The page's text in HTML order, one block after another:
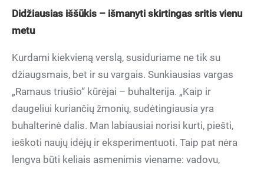
Didžiausias iššūkis – išmanyti skirtingas sritis vienu
metu
Kurdami kiekvieną verslą, susiduriame ne tik su
džiaugsmais, bet ir su vargais. Sunkiausias vargas
„Ramaus triušio“ kūrėjai – buhalterija. „Kaip ir
daugeliui kuriančių žmonių, sudėtingiausia yra
buhalterinė dalis. Man labiausiai norisi kurti, piešti,
ieškoti naujų idėjų ir eksperimentuoti. Taip pat nėra
lengva būti keliais asmenimis viename: vadovu,